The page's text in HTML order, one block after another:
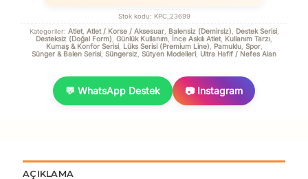
Stok kodu: KPC_23699
Kategoriler: Atlet, Atlet / Korse / Aksesuar, Balensiz (Demirsiz) Destek Serisi,
Desteksiz (Doğal Form) Günlük Kullanım İnce Askılı Atlet, Kullanım Tarzı
Kumaş & Konfor Serisi, Lüks Serisi (Premium Line) Pamuklu, Spor,
Sünger & Balen Serisi Süngersiz Sütyen Modelleri Ultra Hafif / Nefes Alan
💬 WhatsApp Destek 📷 Instagram
AÇIKLAMA